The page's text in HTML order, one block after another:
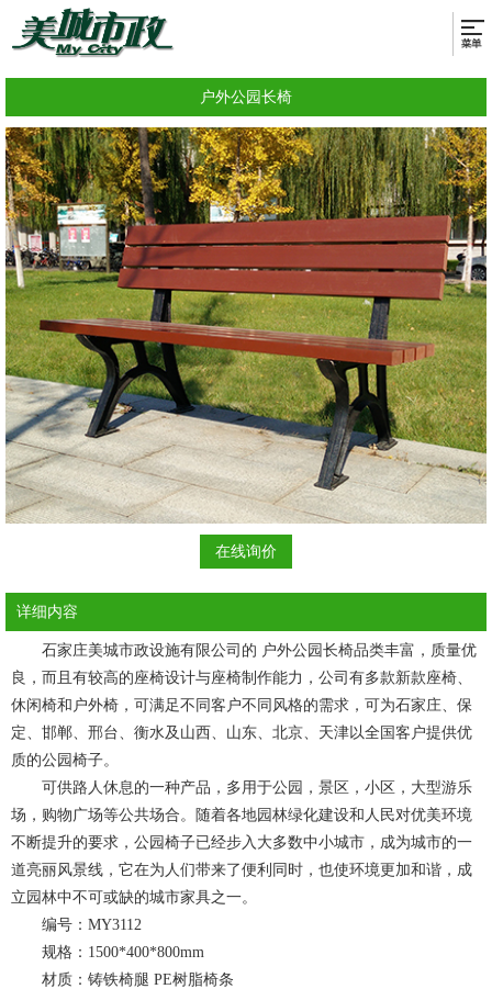
户外公园长椅
在线询价
详细内容
石家庄美城市政设施有限公司的 户外公园长椅品类丰富，质量优
良，而且有较高的座椅设计与座椅制作能力，公司有多款新款座椅、
休闲椅和户外椅，可满足不同客户不同风格的需求，可为石家庄、保
定、邯郸、邢台、衡水及山西、山东、北京、天津以全国客户提供优
质的公园椅子。
可供路人休息的一种产品，多用于公园，景区，小区，大型游乐
场，购物广场等公共场合。随着各地园林绿化建设和人民对优美环境
不断提升的要求，公园椅子已经步入大多数中小城市，成为城市的一
道亮丽风景线，它在为人们带来了便利同时，也使环境更加和谐，成
立园林中不可或缺的城市家具之一。
编号：MY3112
规格：1500*400*800mm
材质：铸铁椅腿 PE树脂椅条